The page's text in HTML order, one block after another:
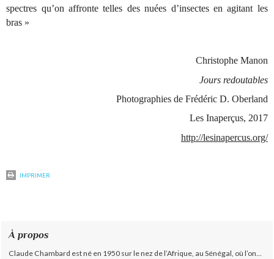
spectres qu’on affronte telles des nuées d’insectes en agitant les
bras »
Christophe Manon
Jours redoutables
Photographies de Frédéric D. Oberland
Les Inaperçus, 2017
http://lesinapercus.org/
IMPRIMER
À propos
Claude Chambard est né en 1950 sur le nez de l’Afrique, au Sénégal, où l’on...